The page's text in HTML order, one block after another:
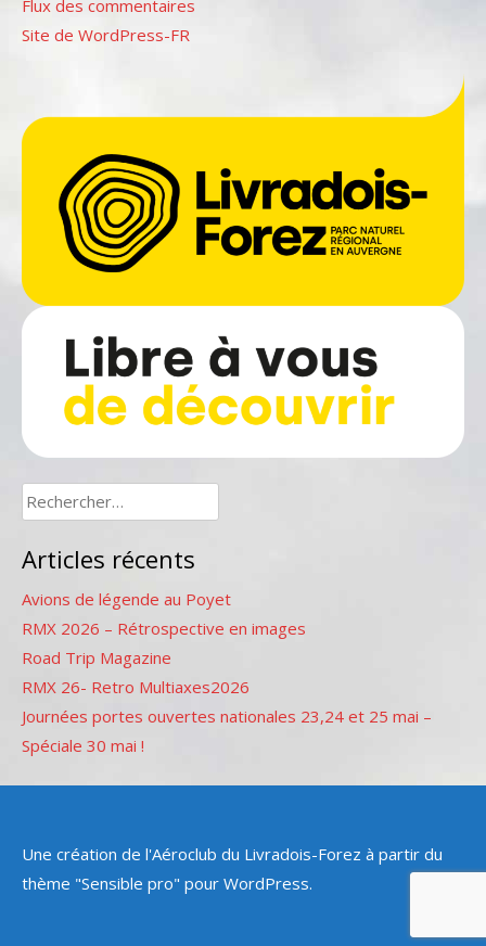
Flux des commentaires
Site de WordPress-FR
Rechercher :
Articles récents
Avions de légende au Poyet
RMX 2026 – Rétrospective en images
Road Trip Magazine
RMX 26- Retro Multiaxes2026
Journées portes ouvertes nationales 23,24 et 25 mai –
Spéciale 30 mai !
Une création de l'Aéroclub du Livradois-Forez à partir du
thème "Sensible pro" pour WordPress.